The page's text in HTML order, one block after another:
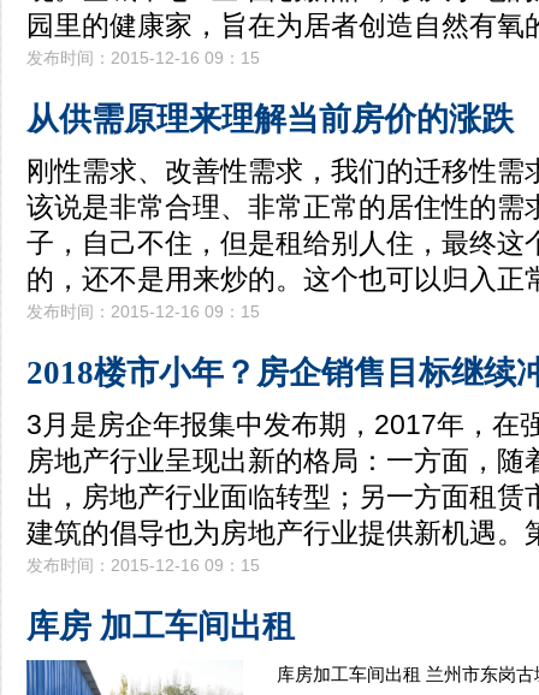
园里的健康家，旨在为居者创造自然有氧
发布时间：2015-12-16 09：15
从供需原理来理解当前房价的涨跌
刚性需求、改善性需求，我们的迁移性需
该说是非常合理、非常正常的居住性的需
子，自己不住，但是租给别人住，最终这
的，还不是用来炒的。这个也可以归入正
发布时间：2015-12-16 09：15
2018楼市小年？房企销售目标继续
3月是房企年报集中发布期，2017年，在
房地产行业呈现出新的格局：一方面，随
出，房地产行业面临转型；另一方面租赁
建筑的倡导也为房地产行业提供新机遇。
发布时间：2015-12-16 09：15
库房 加工车间出租
库房加工车间出租 兰州市东岗